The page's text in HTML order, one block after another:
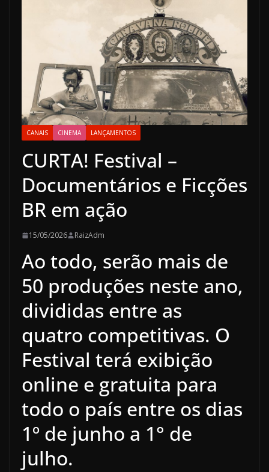
CANAIS CINEMA LANÇAMENTOS
CURTA! Festival –
Documentários e Ficções
BR em ação
15/05/2026 RaizAdm
Ao todo, serão mais de
50 produções neste ano,
divididas entre as
quatro competitivas. O
Festival terá exibição
online e gratuita para
todo o país entre os dias
1º de junho a 1° de
julho.